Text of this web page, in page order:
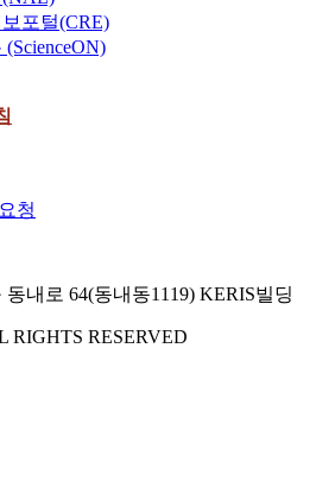
existing and newly
decreasing. This
communication and
and institutions of arts
The region culture
suitable for the century
of culture should be
포털(CRE)
청
내로 64(동내동1119) KERIS빌딩
RIGHTS RESERVED